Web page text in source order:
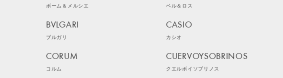
ボーム＆メルシエ ベル＆ロス
BVLGARI
ブルガリ
CASIO
カシオ
CORUM
コルム
CUERVOYSOBRINOS
クエルボイソブリノス